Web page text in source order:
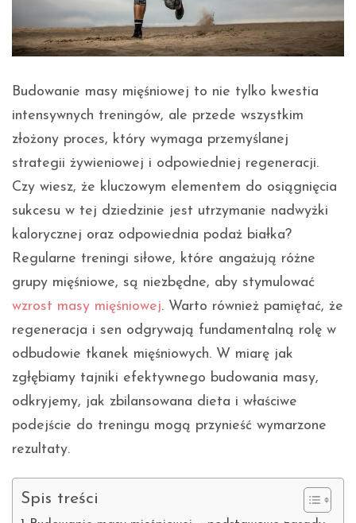
Budowanie masy mięśniowej to nie tylko kwestia
intensywnych treningów, ale przede wszystkim
złożony proces, który wymaga przemyślanej
strategii żywieniowej i odpowiedniej regeneracji.
Czy wiesz, że kluczowym elementem do osiągnięcia
sukcesu w tej dziedzinie jest utrzymanie nadwyżki
kalorycznej oraz odpowiednia podaż białka?
Regularne treningi siłowe, które angażują różne
grupy mięśniowe, są niezbędne, aby stymulować
wzrost masy mięśniowej. Warto również pamiętać, że
regeneracja i sen odgrywają fundamentalną rolę w
odbudowie tkanek mięśniowych. W miarę jak
zgłębiamy tajniki efektywnego budowania masy,
odkryjemy, jak zbilansowana dieta i właściwe
podejście do treningu mogą przynieść wymarzone
rezultaty.
Spis treści